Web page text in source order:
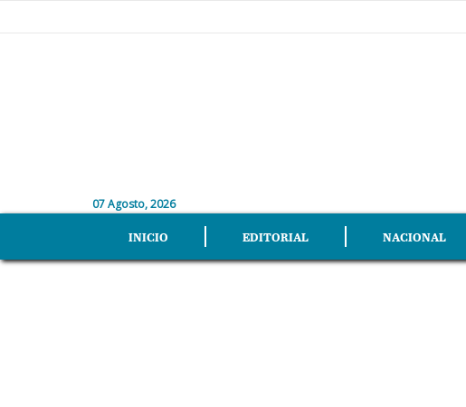
07 Agosto, 2026
INICIO EDITORIAL NACIONAL